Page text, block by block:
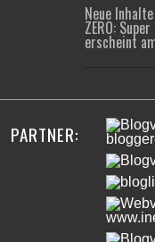
Neue
ZERO:
erscheint
PARTNER: